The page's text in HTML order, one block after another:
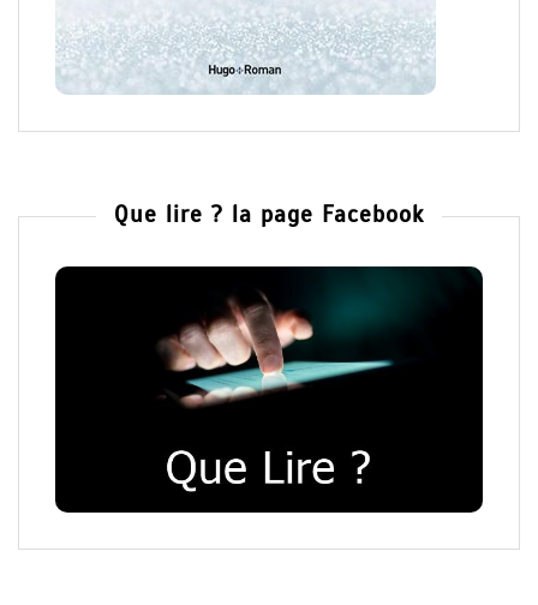
Que lire ? la page Facebook